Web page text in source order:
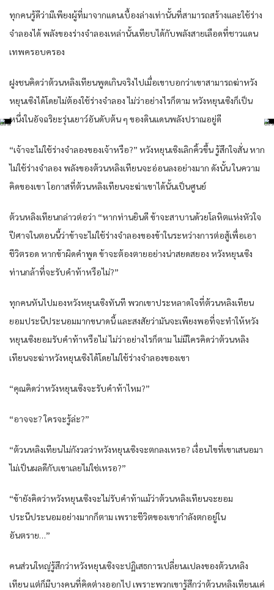
ทุกคนรู้ดีว่ามีเพียงผู้ที่มาจากแดนเบื้องล่างเท่านั้นที่สามารถสร้างและใช้ร่าง
จำลองได้ พลังของร่างจำลองเหล่านั้นเทียบได้กับพลังสายเลือดที่ชาวแดน
เทพครอบครอง
ฝูงชนคิดว่าต้วนหลิงเทียนพูดเกินจริงไปเมื่อเขาบอกว่าเขาสามารถฆ่าหวัง
หยุนเซิงได้โดยไม่ต้องใช้ร่างจำลอง ไม่ว่าอย่างไรก็ตาม หวังหยุนเซิงก็เป็น
หนึ่งในอัจฉริยะรุ่นเยาว์อันดับต้น ๆ ของดินแดนพลังปราณอยู่ดี
“เจ้าจะไม่ใช้ร่างจำลองของเจ้าหรือ?” หวังหยุนเซิงเลิกคิ้วขึ้น รู้สึกใจสั่น หาก
ไม่ใช้ร่างจำลอง พลังของต้วนหลิงเทียนจะอ่อนลงอย่างมาก ดังนั้น ในความ
คิดของเขา โอกาสที่ต้วนหลิงเทียนจะฆ่าเขาได้นั้นเป็นศูนย์
ต้วนหลิงเทียนกล่าวต่อว่า “หากท่านยินดี ข้าจะสาบานด้วยโลหิตแห่งหัวใจ
ปีศาจในตอนนี้ว่าข้าจะไม่ใช้ร่างจำลองของข้าในระหว่างการต่อสู้เพื่อเอา
ชีวิตรอด หากข้าผิดคำพูด ข้าจะต้องตายอย่างน่าสยดสยอง หวังหยุนเซิง
ท่านกล้าที่จะรับคำท้าหรือไม่?”
ทุกคนหันไปมองหวังหยุนเซิงทันที พวกเขาประหลาดใจที่ต้วนหลิงเทียน
ยอมประนีประนอมมากขนาดนี้ และสงสัยว่ามันจะเพียงพอที่จะทำให้หวัง
หยุนเซิงยอมรับคำท้าหรือไม่ ไม่ว่าอย่างไรก็ตาม ไม่มีใครคิดว่าต้วนหลิง
เทียนจะฆ่าหวังหยุนเซิงได้โดยไม่ใช้ร่างจำลองของเขา
“คุณคิดว่าหวังหยุนเซิงจะรับคำท้าไหม?”
“อาจจะ? ใครจะรู้ล่ะ?”
“ต้วนหลิงเทียนไม่กังวลว่าหวังหยุนเซิงจะตกลงเหรอ? เงื่อนไขที่เขาเสนอมา
ไม่เป็นผลดีกับเขาเลยไม่ใช่เหรอ?”
“ข้ายังคิดว่าหวังหยุนเซิงจะไม่รับคำท้าแม้ว่าต้วนหลิงเทียนจะยอม
ประนีประนอมอย่างมากก็ตาม เพราะชีวิตของเขากำลังตกอยู่ใน
อันตราย…”
คนส่วนใหญ่รู้สึกว่าหวังหยุนเซิงจะปฏิเสธการเปลี่ยนแปลงของต้วนหลิง
เทียน แต่ก็มีบางคนที่คิดต่างออกไป เพราะพวกเขารู้สึกว่าต้วนหลิงเทียนแค่